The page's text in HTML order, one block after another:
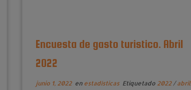
Encuesta de gasto turistico. Abril
2022
junio 1, 2022en estadísticas Etiquetado 2022 /abril